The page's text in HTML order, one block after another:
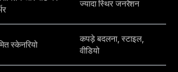
ज्यादा स्थिर जनरेशन
स्केनरियो
कपड़े बदलना, स्टाइल,
वीडियो